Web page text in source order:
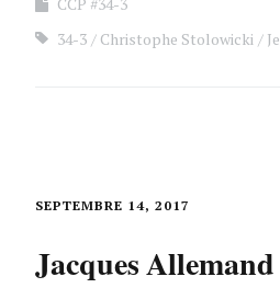
34-3
Christophe Stolowicki
SEPTEMBRE 14, 2017
Jacques